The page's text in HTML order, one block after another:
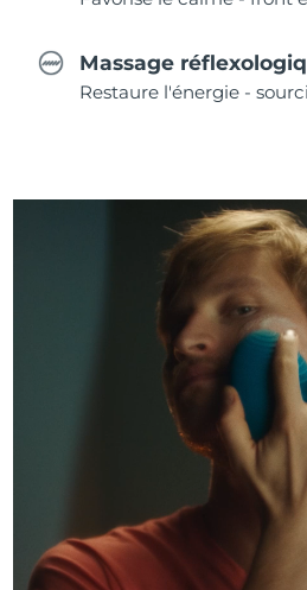
Massage
Restaure l'énergie -